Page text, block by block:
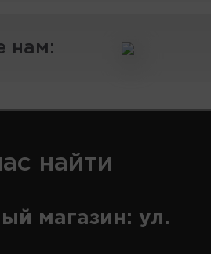
нам:
найти
магазин: ул.